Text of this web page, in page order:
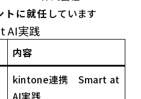
トに就任 しています
内容
kintone連携 Smart at